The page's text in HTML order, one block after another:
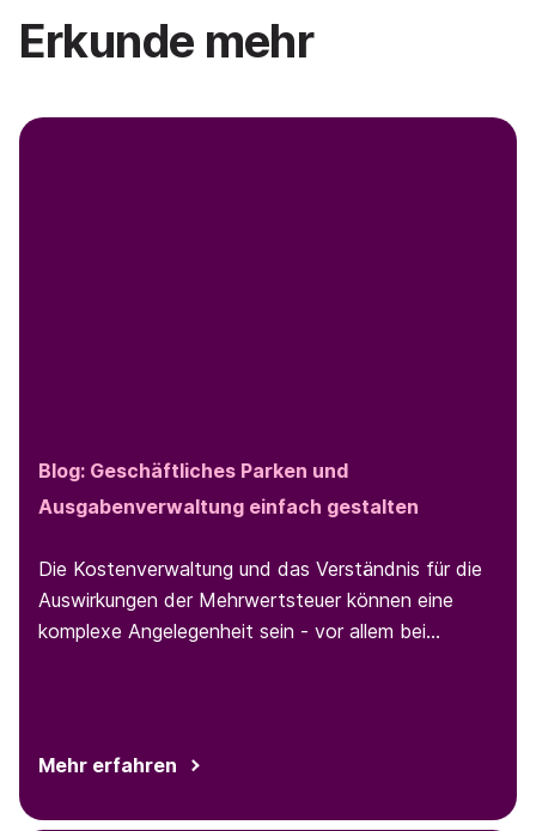
Erkunde mehr
Blog: Geschäftliches Parken und
Ausgabenverwaltung einfach gestalten
Die Kostenverwaltung und das Verständnis für die
Auswirkungen der Mehrwertsteuer können eine
komplexe Angelegenheit sein - vor allem bei
und erfordert einen effizienten Prozess. In diesem
geschäftliches Parken wissen müssen, und wie Sie
Mehr erfahren